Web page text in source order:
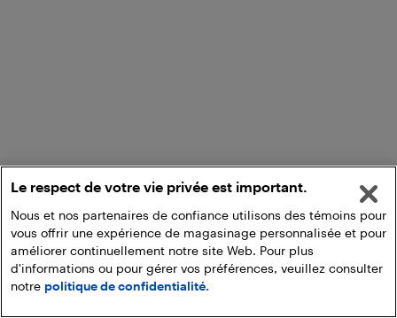
Le respect de votre vie privée est important.
Nous et nos partenaires de confiance utilisons des témoins pour
vous offrir une expérience de magasinage personnalisée et pour
améliorer continuellement notre site Web. Pour plus
d'informations ou pour gérer vos préférences, veuillez consulter
notre politique de confidentialité.